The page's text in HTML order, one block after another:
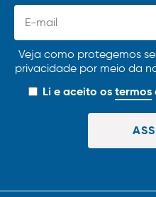
Veja como protegemos
privacidade por meio da
Li e aceito ostermos